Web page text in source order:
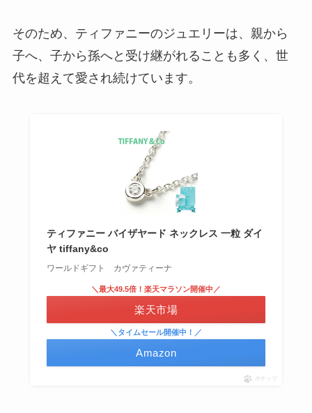
そのため、ティファニーのジュエリーは、親から
子へ、子から孫へと受け継がれることも多く、世
代を超えて愛され続けています。
ティファニー バイザヤード ネックレス 一粒 ダイ
ヤ tiffany&co
ワールドギフト カヴァティーナ
＼タイムセール開催中！／
Amazon
＼最大49.5倍！楽天マラソン開催中／
楽天市場
ポチップ